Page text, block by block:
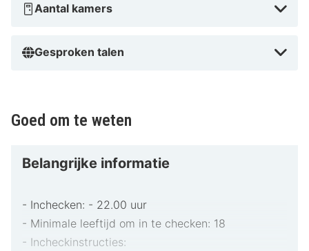
Aantal kamers
Gesproken talen
Goed om te weten
Belangrijke informatie
- Inchecken: - 22.00 uur
- Minimale leeftijd om in te checken: 18
- Incheckinstructies: